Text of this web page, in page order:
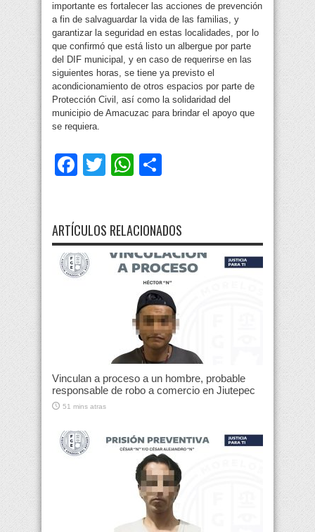
importante es fortalecer las acciones de prevención
a fin de salvaguardar la vida de las familias, y
garantizar la seguridad en estas localidades, por lo
que confirmó que está listo un albergue por parte
del DIF municipal, y en caso de requerirse en las
siguientes horas, se tiene ya previsto el
acondicionamiento de otros espacios por parte de
Protección Civil, así como la solidaridad del
municipio de Amacuzac para brindar el apoyo que
se requiera.
Facebook
TwitterWhatsApp
ARTÍCULOS RELACIONADOS
Vinculan a proceso a un hombre, probable
responsable de robo a comercio en Jiutepec
51 mins atras